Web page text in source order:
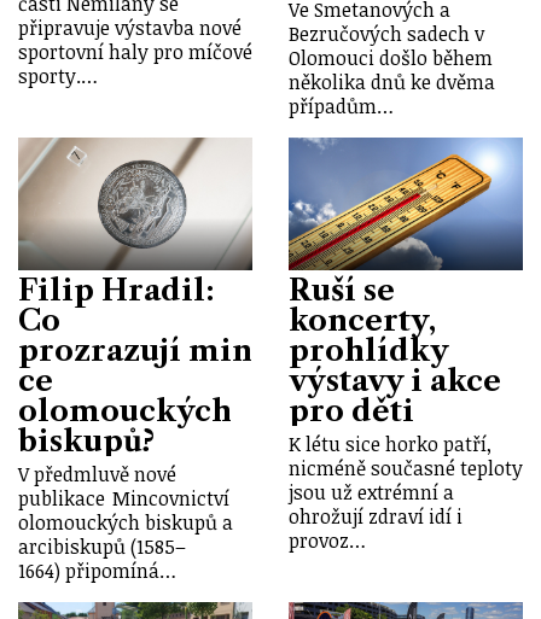
připravuje výstavba nové
sportovní haly pro míčové
sporty.…
Ve Smetanových a
Bezručových sadech v
Olomouci došlo během
několika dnů ke dvěma
případům…
Filip Hradil:
Co
prozrazují min
ce
olomouckých
biskupů?
V předmluvě nové
publikace Mincovnictví
olomouckých biskupů a
arcibiskupů (1585–
1664) připomíná…
Ruší se
koncerty,
prohlídky
výstavy i akce
pro děti
K létu sice horko patří,
nicméně současné teploty
jsou už extrémní a
ohrožují zdraví idí i
provoz…